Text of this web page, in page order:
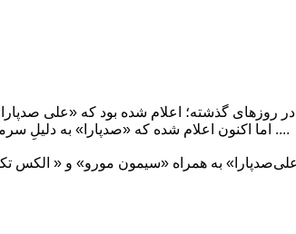
در روزهای گذشته؛ اعلام شده بود که «علی
... اما اکنون اعلام شده که «صدپارا» به دلیلِ سرمازدگی پیشین در انگشتانش، موفق به صعودِ این قله برای پنجمین‌بار نشده.